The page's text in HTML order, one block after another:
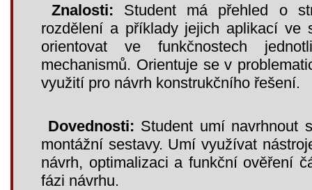
Znalosti: Student má přehled o
rozdělení a příklady jejich aplikací ve
orientovat ve funkčnostech
mechanismů. Orientuje se v
využití pro návrh konstrukčního řešení.
Dovednosti: Student umí navrhnout
montážní sestavy. Umí využívat
návrh, optimalizaci a funkční ověření
fázi návrhu.